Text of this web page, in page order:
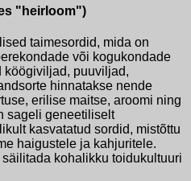
"heirloom")
taimesordid, mida on
või kogukondade
köögiviljad, puuviljad,
hinnatakse nende
erilise maitse, aroomi ning
sageli geneetiliselt
kasvatatud sordid, mistõttu
haigustele ja kahjuritele.
kohalikku toidukultuuri